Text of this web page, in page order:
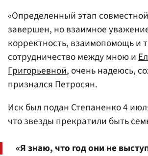
«Определенный этап
завершен, но взаимное
корректность, взаимопомощь и
сотрудничество между мною и
Григорьевной, очень надеюсь,
признался Петросян.
Иск был подан Степаненко 4
что звезды прекратили быть
«Я знаю, что год они не